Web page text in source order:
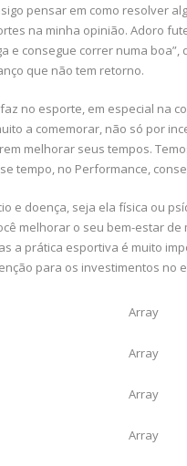
pensar em como resolver
na minha opinião. Adoro
e consegue correr numa
que não tem retorno.
no esporte, em especial na
a comemorar, não só por
melhorar seus tempos.
tempo, no Performance,
e doença, seja ela física ou
melhorar o seu bem-estar de
a prática esportiva é muito
para os investimentos no
Array
Array
Array
Array